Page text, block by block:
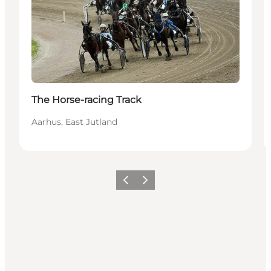
The Horse-racing Track
Aarhus, East Jutland
Precedente
Avanti